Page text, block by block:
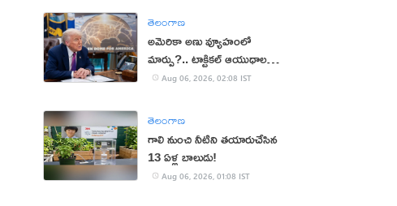
తెలంగాణ
అమెరికా అణు వ్యూహంలో
మార్పు?.. టాక్టికల్ ఆయుధాలకు
ప్రాధాన్యం!
Aug 06, 2026, 02:08 IST
తెలంగాణ
గాలి నుంచి నీటిని తయారుచేసిన
13 ఏళ్ల బాలుడు!
Aug 06, 2026, 01:08 IST